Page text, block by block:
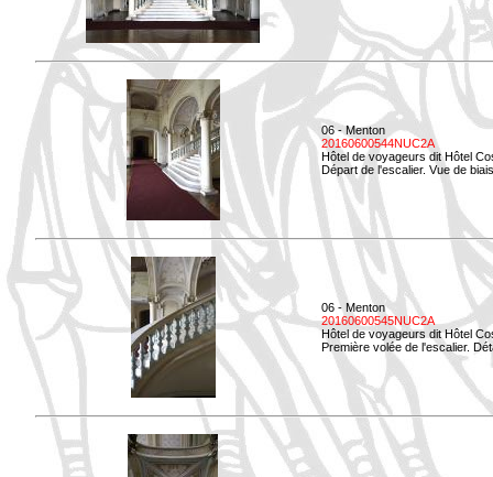
06 - Menton
20160600544NUC2A
Hôtel de voyageurs dit Hôtel
Départ de l'escalier. Vue de
06 - Menton
20160600545NUC2A
Hôtel de voyageurs dit Hôtel
Première volée de l'escalier.